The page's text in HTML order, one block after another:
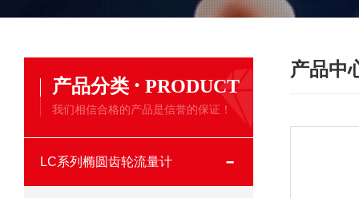
产品分类 · PRODUCT
我们相信合格的产品是信誉的保证！
LC系列椭圆齿轮流量计
产品中